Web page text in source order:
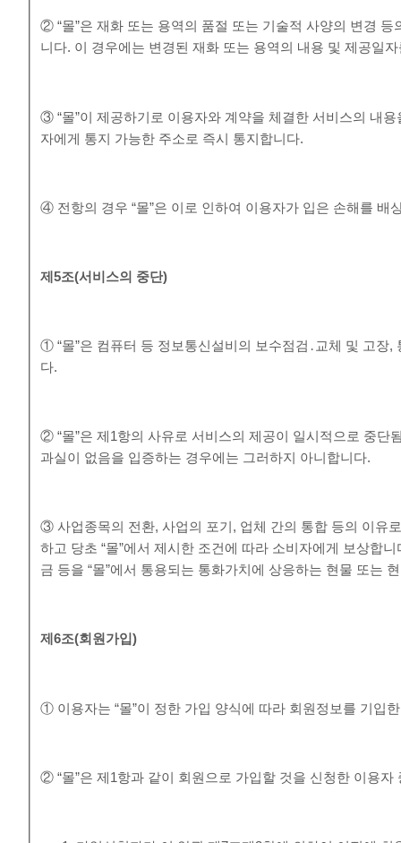
② “몰”은 재화 또는 용역의 품절 또는 기술적 사양의 변경
니다. 이 경우에는 변경된 재화 또는 용역의 내용 및 제공일
③ “몰”이 제공하기로 이용자와 계약을 체결한 서비스의 내
자에게 통지 가능한 주소로 즉시 통지합니다.
④ 전항의 경우 “몰”은 이로 인하여 이용자가 입은 손해를 배
제5조(서비스의 중단)
① “몰”은 컴퓨터 등 정보통신설비의 보수점검․교체 및 고
다.
② “몰”은 제1항의 사유로 서비스의 제공이 일시적으로 중단
과실이 없음을 입증하는 경우에는 그러하지 아니합니다.
③ 사업종목의 전환, 사업의 포기, 업체 간의 통합 등의 이유
하고 당초 “몰”에서 제시한 조건에 따라 소비자에게 보상합
금 등을 “몰”에서 통용되는 통화가치에 상응하는 현물 또는
제6조(회원가입)
① 이용자는 “몰”이 정한 가입 양식에 따라 회원정보를 기입
② “몰”은 제1항과 같이 회원으로 가입할 것을 신청한 이용